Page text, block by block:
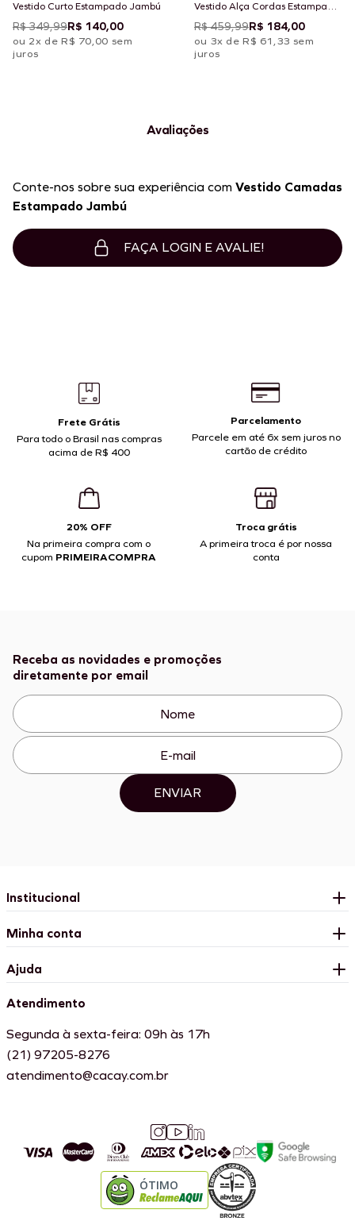
Vestido Curto Estampado Jambú
R$ 349,99R$ 140,00
ou 2x de R$ 70,00 sem
juros
Vestido Alça Cordas Estampado
Copaiba
R$ 459,99R$ 184,00
ou 3x de R$ 61,33 sem
juros
Avaliações
Conte-nos sobre sua experiência com Vestido Camadas
Estampado Jambú
FAÇA LOGIN E AVALIE!
Frete Grátis
Para todo o Brasil nas compras
acima de R$ 400
Parcelamento
Parcele em até 6x sem juros no
cartão de crédito
20% OFF
Na primeira compra com o
cupom PRIMEIRACOMPRA
Troca grátis
A primeira troca é por nossa
conta
Receba as novidades e promoções
diretamente por email
ENVIAR
Institucional
Minha conta
Ajuda
Atendimento
Segunda à sexta-feira: 09h às 17h
(21) 97205-8276
atendimento@cacay.com.br
ÓTIMO